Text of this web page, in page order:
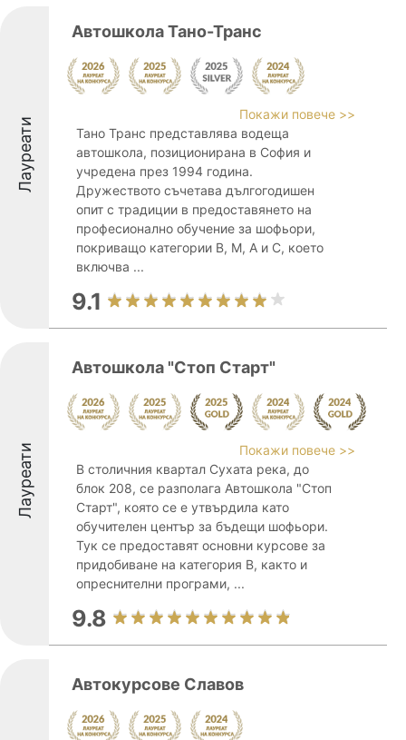
Лауреати
Автошкола Тано-Транс
Покажи повече >>
Тано Транс представлява водеща
автошкола, позиционирана в София и
учредена през 1994 година.
Дружеството съчетава дългогодишен
опит с традиции в предоставянето на
професионално обучение за шофьори,
покриващо категории B, M, A и C, което
включва ...
9.1
Лауреати
Автошкола "Стоп Старт"
Покажи повече >>
В столичния квартал Сухата река, до
блок 208, се разполага Автошкола "Стоп
Старт", която се е утвърдила като
обучителен център за бъдещи шофьори.
Тук се предоставят основни курсове за
придобиване на категория B, както и
опреснителни програми, ...
9.8
Автокурсове Славов